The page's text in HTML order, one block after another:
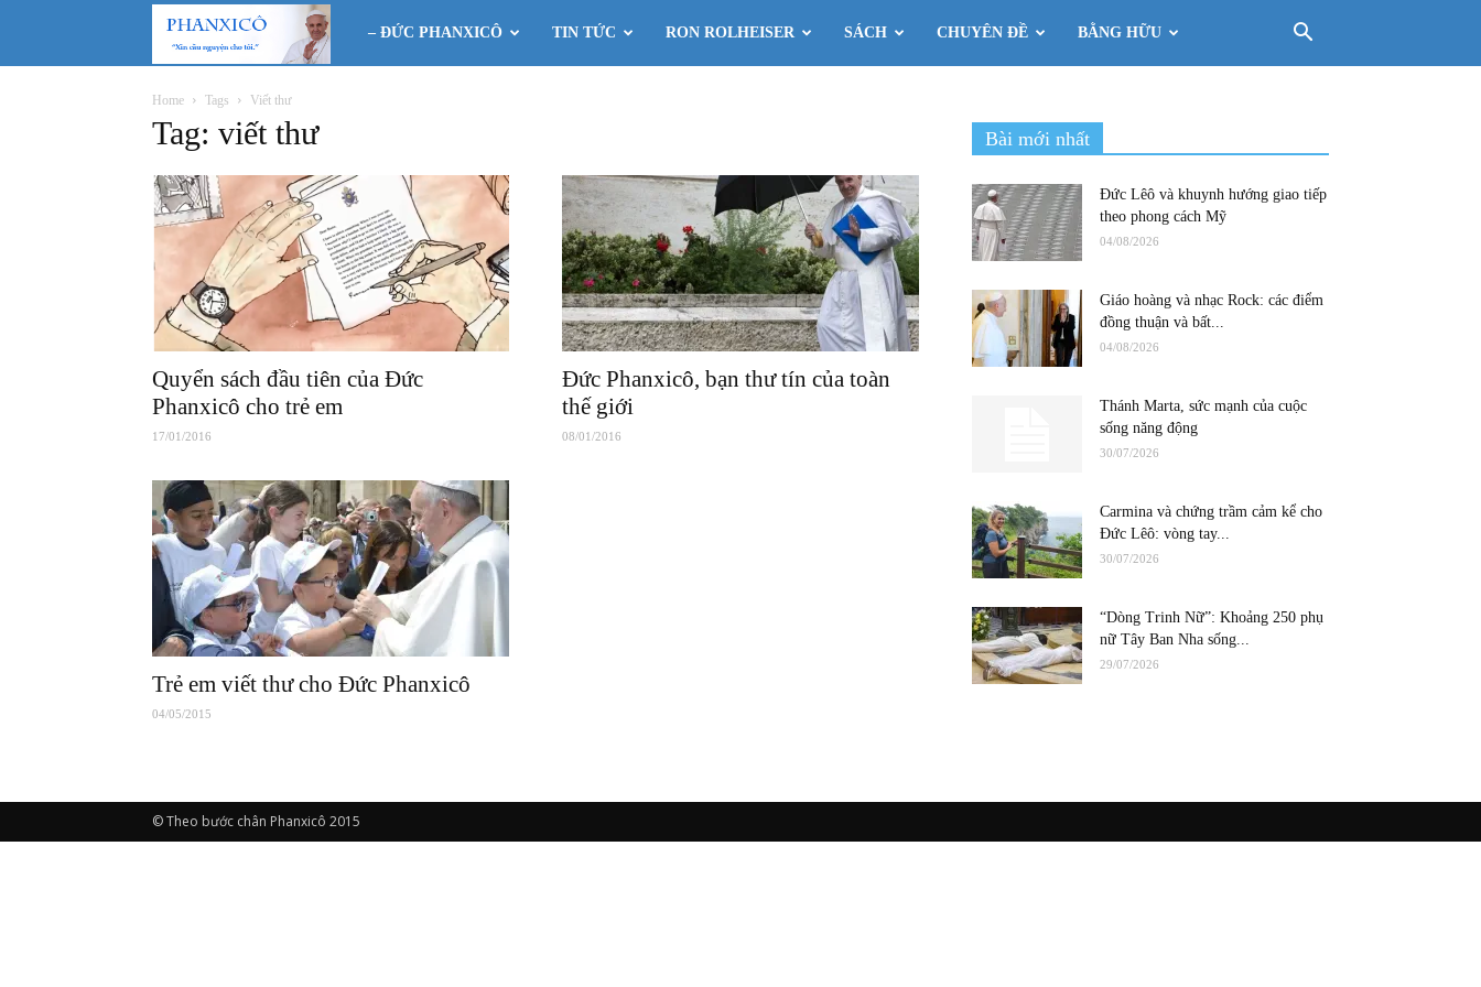
Phanxicô
– ĐỨC PHANXICÔ TIN TỨC RON ROLHEISER SÁCH CHUYÊN ĐỀ BẰNG HỮU
Home Tags Viết thư
Tag: viết thư
Quyển sách đầu tiên của Đức
Phanxicô cho trẻ em
17/01/2016
Đức Phanxicô, bạn thư tín của toàn
thế giới
08/01/2016
Trẻ em viết thư cho Đức Phanxicô
04/05/2015
Bài mới nhất
Đức Lêô và khuynh hướng giao tiếp
theo phong cách Mỹ
04/08/2026
Giáo hoàng và nhạc Rock: các điểm
đồng thuận và bất...
04/08/2026
Thánh Marta, sức mạnh của cuộc
sống năng động
30/07/2026
Carmina và chứng trầm cảm kể cho
Đức Lêô: vòng tay...
30/07/2026
“Dòng Trinh Nữ”: Khoảng 250 phụ
nữ Tây Ban Nha sống...
29/07/2026
© Theo bước chân Phanxicô 2015